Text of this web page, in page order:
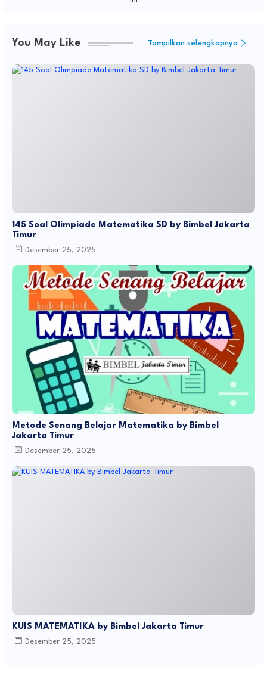
You May Like Tampilkan selengkapnya
145 Soal Olimpiade Matematika SD by Bimbel Jakarta
Timur
Desember 25, 2025
Metode Senang Belajar Matematika by Bimbel
Jakarta Timur
Desember 25, 2025
KUIS MATEMATIKA by Bimbel Jakarta Timur
Desember 25, 2025